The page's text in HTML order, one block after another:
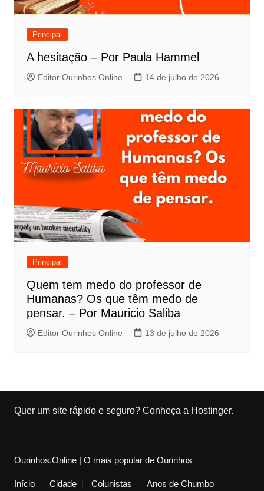
Principal
A hesitação – Por Paula Hammel
Editor Ourinhos Online 14 de julho de 2026
Principal
Quem tem medo do professor de
Humanas? Os que têm medo de
pensar. – Por Mauricio Saliba
Editor Ourinhos Online 13 de julho de 2026
Quer um site rápido e seguro? Conheça a Hostinger.
Ourinhos.Online | O mais popular de Ourinhos
Início Cidade Colunistas Anos de Chumbo